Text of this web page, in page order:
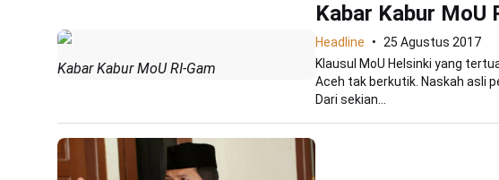
Kabar Kabur MoU RI-Gam
Kabar Kabur MoU
Headline
25 Agustus 2017
Klausul MoU Helsinki yang
Aceh tak berkutik. Naskah asli
Dari sekian...